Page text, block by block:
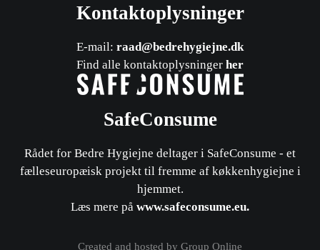
Kontaktoplysninger
E-mail: raad@bedrehygiejne.dk
Find alle kontaktoplysninger her
SafeConsume
Rådet for Bedre Hygiejne deltager i SafeConsume - et
fælleseuropæisk projekt til fremme af køkkenhygiejne i
hjemmet.
​Læs mere på www.safeconsume.eu.
Created and hosted by Group Online